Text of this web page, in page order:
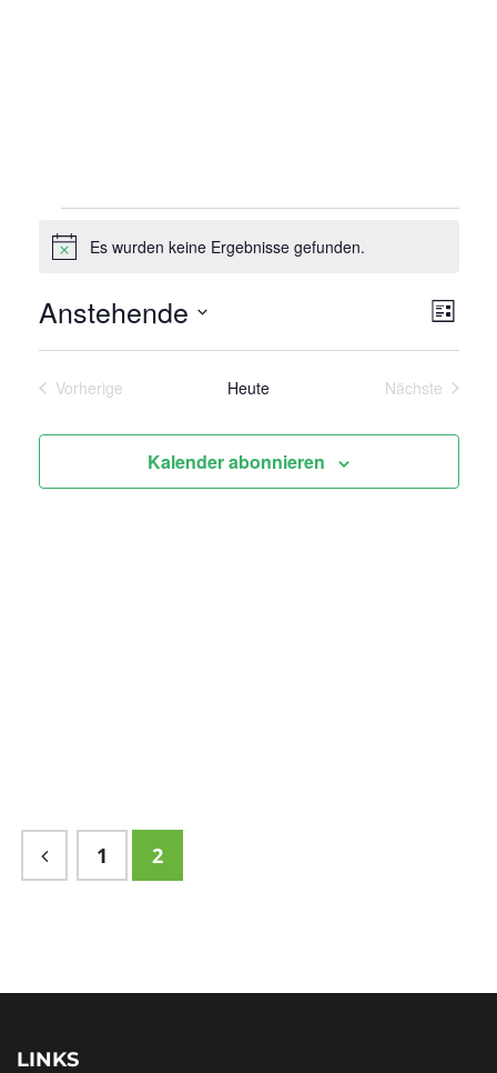
Veranstaltungen
HinweisEs wurden keine Ergebnisse gefunden.
Liste
Anstehende
Vorherige
Heute
Nächste
Kalender abonnieren
1 2
LINKS